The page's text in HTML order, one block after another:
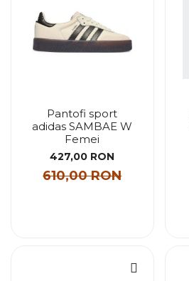
Pantofi sport
adidas SAMBAE W
Femei
427,00 RON
610,00 RON